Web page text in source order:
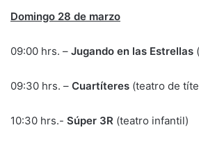
Domingo 28 de marzo
09:00 hrs. – Jugando en las Estrellas
09:30 hrs. – Cuartíteres (teatro de
10:30 hrs.- Súper 3R (teatro infantil)